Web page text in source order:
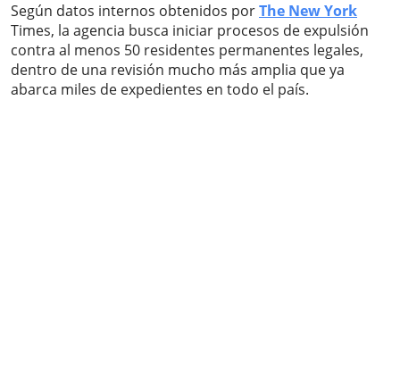
Según datos internos obtenidos porThe New York
Times, la agencia busca iniciar procesos de expulsión
contra al menos 50 residentes permanentes legales,
dentro de una revisión mucho más amplia que ya
abarca miles de expedientes en todo el país.